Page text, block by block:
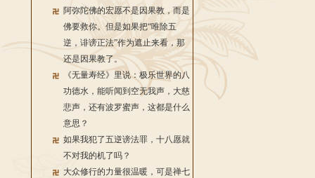
阿弥陀佛的宏愿不是因果教，而是
佛要救你。但是如果把“唯除五
逆，诽谤正法”作为遮止来看，那
还是因果教了。
《无量寿经》里说：极乐世界的八
功德水，能听闻到空无我声，大慈
悲声，还有波罗蜜声，这都是什么
意思？
如果我犯了五逆谤法罪，十八愿就
不对我的机了吗？
大众修行的力量很温暖，可是禅七